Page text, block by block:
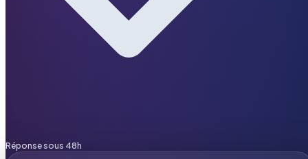
Réponse sous 48h